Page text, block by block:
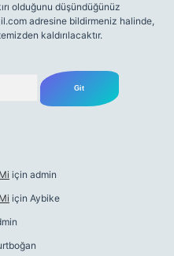
olduğunu düşündüğünüz
adresine bildirmeniz halinde,
kaldırılacaktır.
için admin
için Aybike